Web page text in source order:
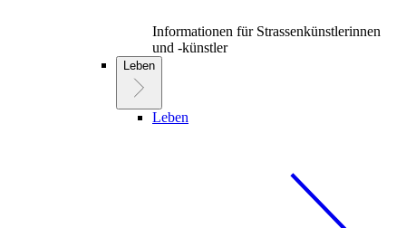
Informationen für Strassenkünstlerinnen
und -künstler
Leben
Leben